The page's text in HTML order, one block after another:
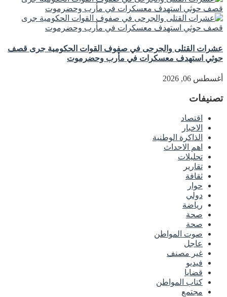
عشرات القتلى والجرحى في صفوف القوات الحكومية جرى قصف
حوثي استهدف معسكرات في مأرب وحضرموت
أغسطس 06, 2026
تصنيفات
اقتصاد
الاخبار
الذاكرة الوطنية
اهم الاحداث
تحليلات
تقارير
ثقافة
حوار
دولي
رياضة
صحة
صحة
صوت المواطن
عاجل
غير مصنف
فيديو
قضايا
كتاب المواطن
مجتمع